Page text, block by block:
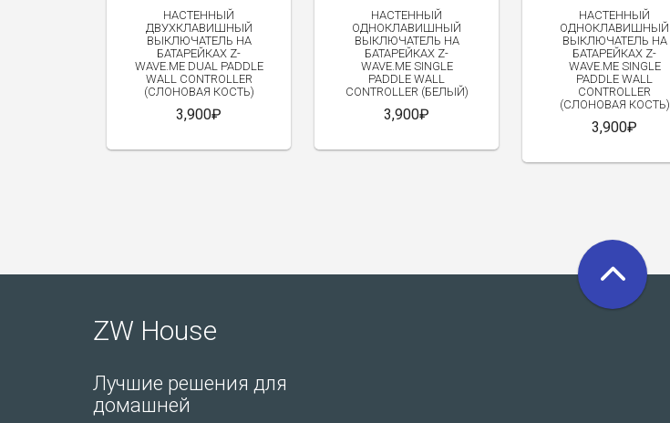
КАМЕРЫ НАБЛЮДЕНИЯ
ГОТОВЫЕ КОМПЛЕКТЫ
ДРУГИЕ Z-WAVE УСТРОЙСТВА
НАСТЕННЫЙ
ДВУХКЛАВИШНЫЙ
ВЫКЛЮЧАТЕЛЬ НА
БАТАРЕЙКАХ Z-
WAVE.ME DUAL PADDLE
WALL CONTROLLER
(СЛОНОВАЯ КОСТЬ)
3,900₽
НАСТЕННЫЙ
ОДНОКЛАВИШНЫЙ
ВЫКЛЮЧАТЕЛЬ НА
БАТАРЕЙКАХ Z-
WAVE.ME SINGLE
PADDLE WALL
CONTROLLER (БЕЛЫЙ)
3,900₽
НАСТЕННЫЙ
ОДНОКЛАВИШНЫЙ
ВЫКЛЮЧАТЕЛЬ НА
БАТАРЕЙКАХ Z-
WAVE.ME SINGLE
PADDLE WALL
CONTROLLER
(СЛОНОВАЯ КОСТЬ)
3,900₽
ZW House
Лучшие решения для
домашней